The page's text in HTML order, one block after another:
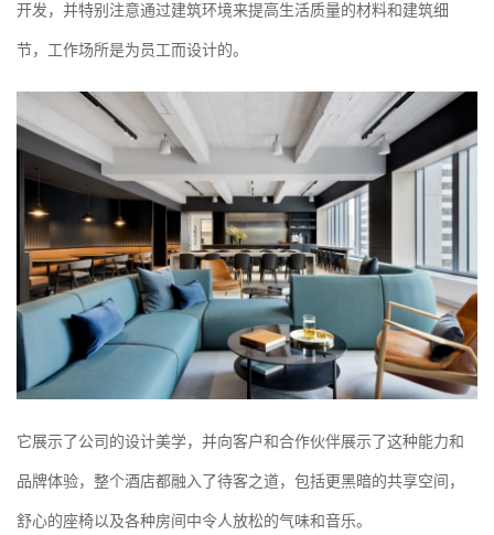
开发，并特别注意通过建筑环境来提高生活质量的材料和建筑细
节，工作场所是为员工而设计的。
它展示了公司的设计美学，并向客户和合作伙伴展示了这种能力和
品牌体验，整个酒店都融入了待客之道，包括更黑暗的共享空间，
舒心的座椅以及各种房间中令人放松的气味和音乐。